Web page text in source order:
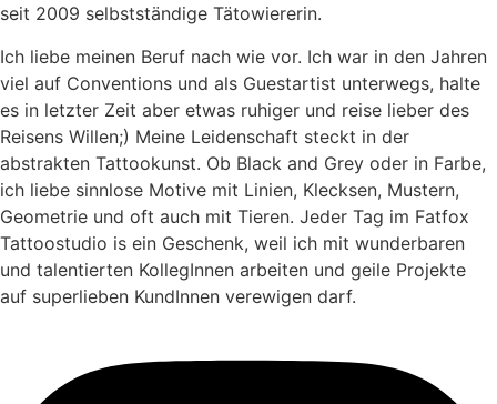
seit 2009 selbstständige Tätowiererin.
Ich liebe meinen Beruf nach wie vor. Ich war in den Jahren
viel auf Conventions und als Guestartist unterwegs, halte
es in letzter Zeit aber etwas ruhiger und reise lieber des
Reisens Willen;) Meine Leidenschaft steckt in der
abstrakten Tattookunst. Ob Black and Grey oder in Farbe,
ich liebe sinnlose Motive mit Linien, Klecksen, Mustern,
Geometrie und oft auch mit Tieren. Jeder Tag im Fatfox
Tattoostudio is ein Geschenk, weil ich mit wunderbaren
und talentierten KollegInnen arbeiten und geile Projekte
auf superlieben KundInnen verewigen darf.